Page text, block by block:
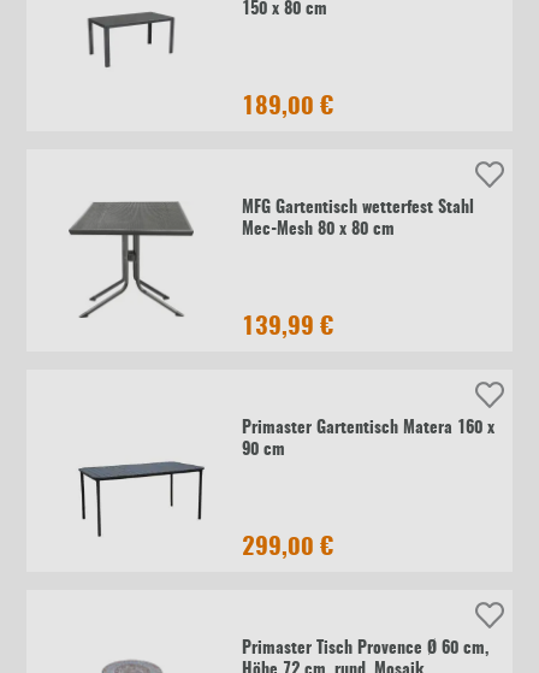
150 x 80 cm
189,00 €
MFG Gartentisch wetterfest Stahl
Mec-Mesh 80 x 80 cm
139,99 €
Primaster Gartentisch Matera 160 x
90 cm
299,00 €
Primaster Tisch Provence Ø 60 cm,